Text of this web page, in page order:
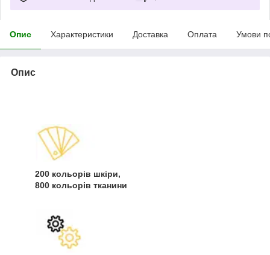
Опис Характеристики Доставка Оплата Умови
Опис
200 кольорів шкіри,
800 кольорів тканини